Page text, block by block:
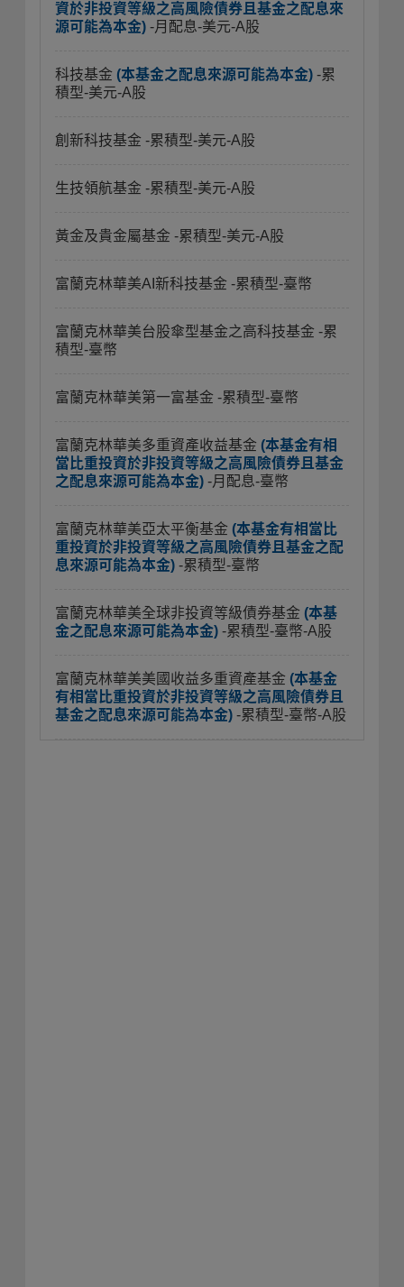
資於非投資等級之高風險債券且基金之配息來
源可能為本金) -月配息-美元-A股
科技基金 (本基金之配息來源可能為本金) -累
積型-美元-A股
創新科技基金 -累積型-美元-A股
生技領航基金 -累積型-美元-A股
黃金及貴金屬基金 -累積型-美元-A股
富蘭克林華美AI新科技基金 -累積型-臺幣
富蘭克林華美台股傘型基金之高科技基金 -累
積型-臺幣
富蘭克林華美第一富基金 -累積型-臺幣
富蘭克林華美多重資產收益基金 (本基金有相
當比重投資於非投資等級之高風險債券且基金
之配息來源可能為本金) -月配息-臺幣
富蘭克林華美亞太平衡基金 (本基金有相當比
重投資於非投資等級之高風險債券且基金之配
息來源可能為本金) -累積型-臺幣
富蘭克林華美全球非投資等級債券基金 (本基
金之配息來源可能為本金) -累積型-臺幣-A股
富蘭克林華美美國收益多重資產基金 (本基金
有相當比重投資於非投資等級之高風險債券且
基金之配息來源可能為本金) -累積型-臺幣-A股